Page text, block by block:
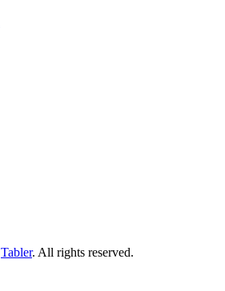
Tabler. All rights reserved.